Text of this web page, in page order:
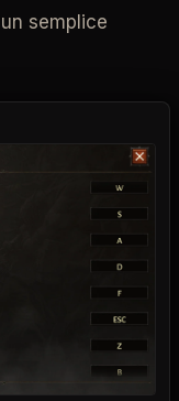
semplice